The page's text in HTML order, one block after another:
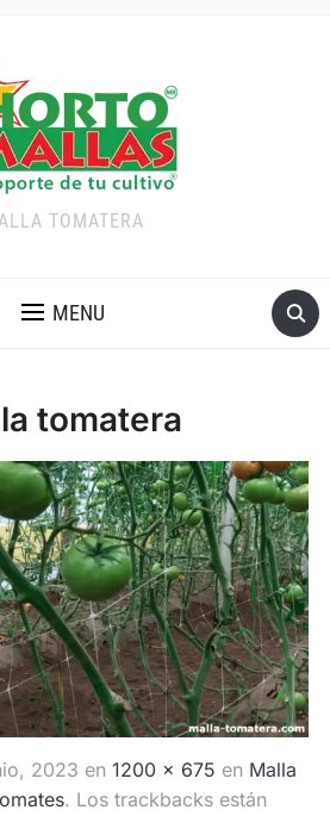
TOMATERA
MENU
tomatera
2023 en 1200 × 675 en Malla
. Los trackbacks están